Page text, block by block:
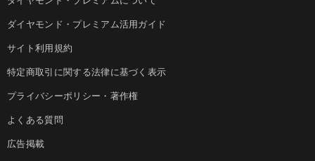
ダイヤモンド・プレミアム活用ガイド
サイト利用規約
特定商取引に関する法律に基づく表示
プライバシーポリシー・著作権
よくある質問
広告掲載